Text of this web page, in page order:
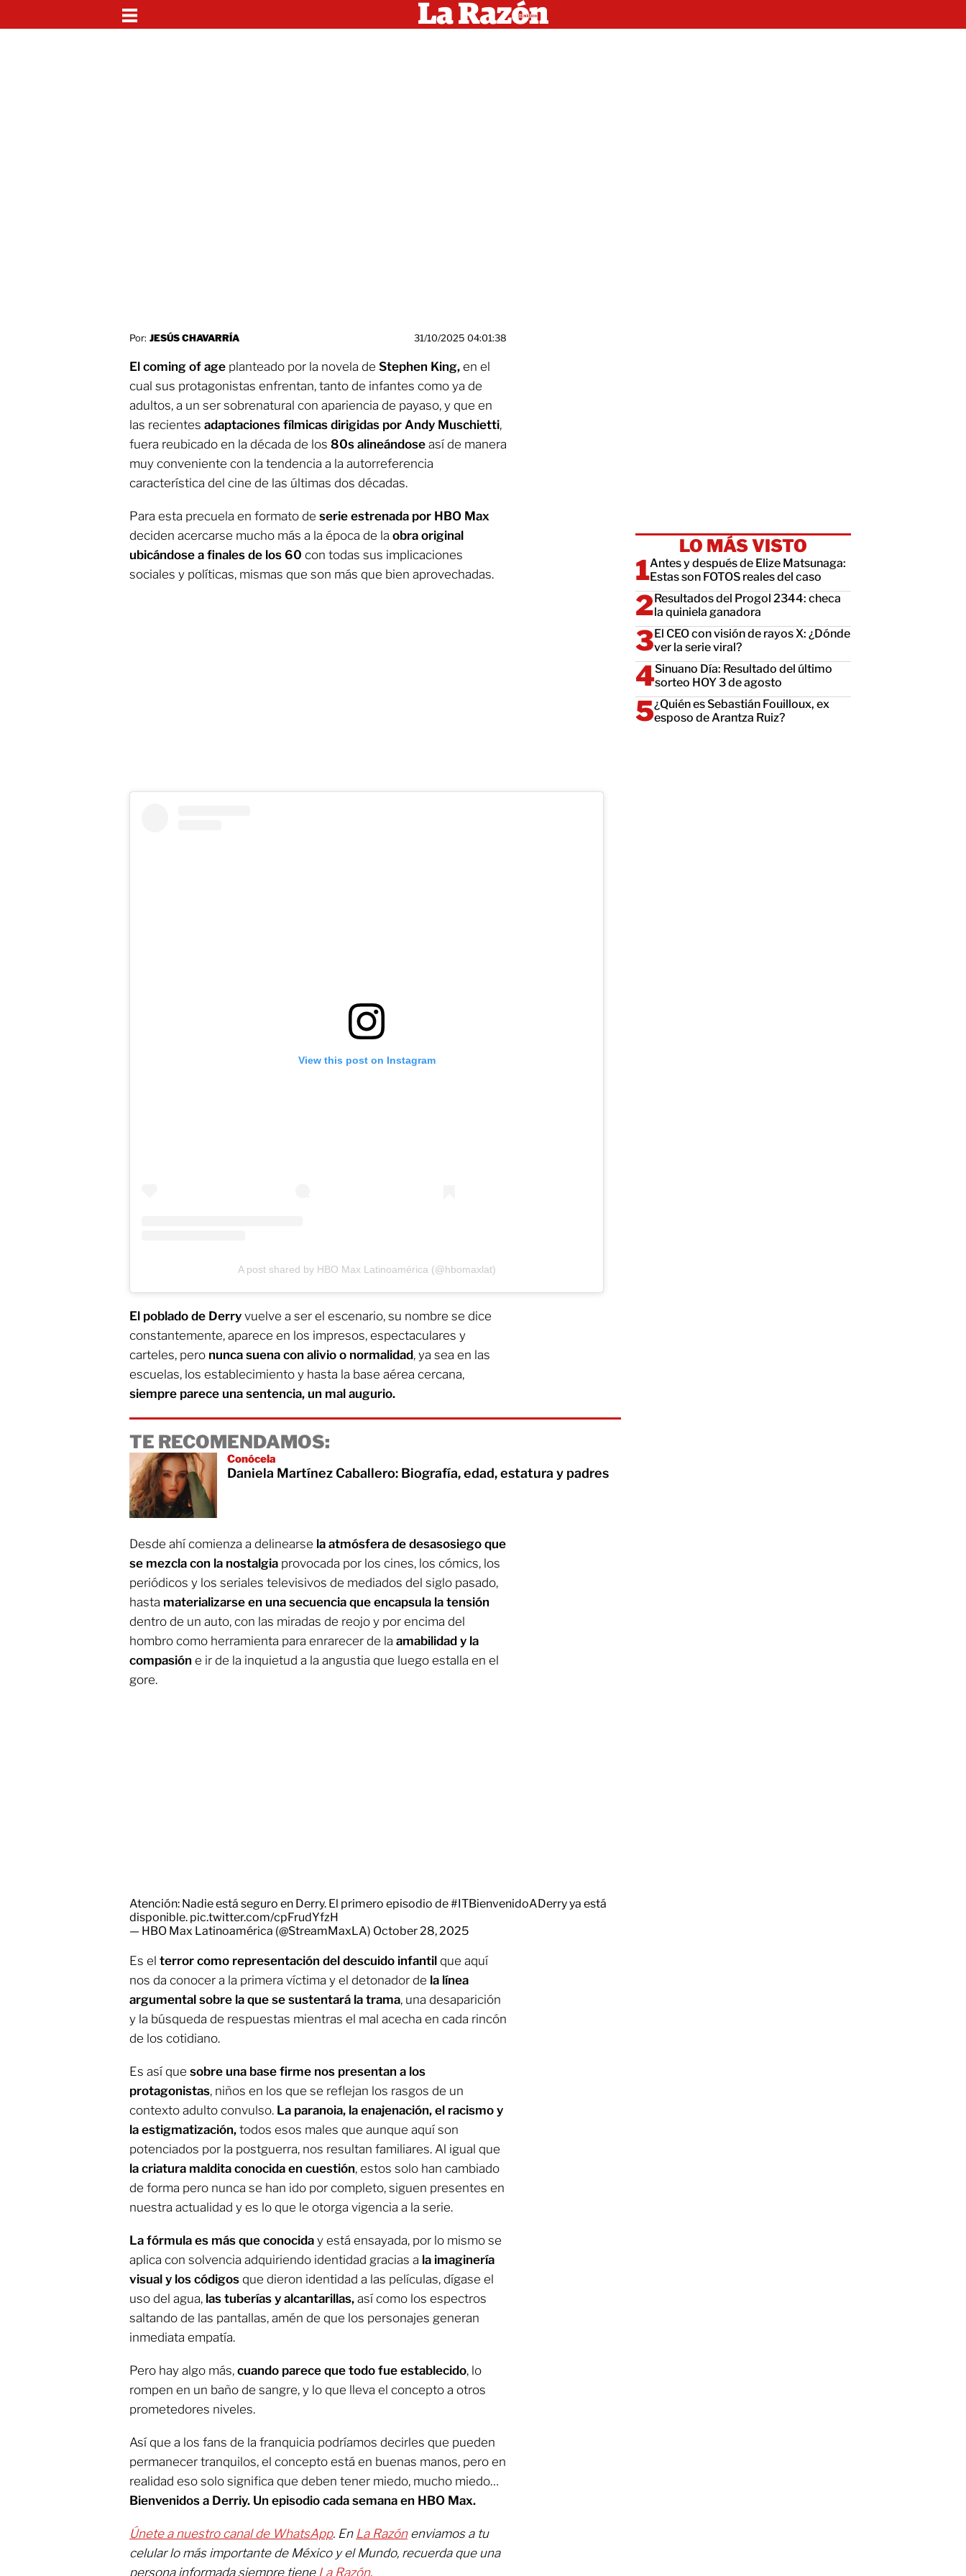
Por: JESÚS CHAVARRÍA 31/10/2025 04:01:38
El coming of age planteado por la novela de Stephen King, en el
cual sus protagonistas enfrentan, tanto de infantes como ya de
adultos, a un ser sobrenatural con apariencia de payaso, y que en
las recientes adaptaciones fílmicas dirigidas por Andy Muschietti,
fuera reubicado en la década de los 80s alineándose así de manera
muy conveniente con la tendencia a la autorreferencia
característica del cine de las últimas dos décadas.
Para esta precuela en formato de serie estrenada por HBO Max
deciden acercarse mucho más a la época de la obra original
ubicándose a finales de los 60 con todas sus implicaciones
sociales y políticas, mismas que son más que bien aprovechadas.
View this post on Instagram
A post shared by HBO Max Latinoamérica (@hbomaxlat)
El poblado de Derry vuelve a ser el escenario, su nombre se dice
constantemente, aparece en los impresos, espectaculares y
carteles, pero nunca suena con alivio o normalidad, ya sea en las
escuelas, los establecimiento y hasta la base aérea cercana,
siempre parece una sentencia, un mal augurio.
TE RECOMENDAMOS:
Conócela
Daniela Martínez Caballero: Biografía, edad, estatura y padres
Desde ahí comienza a delinearse la atmósfera de desasosiego que
se mezcla con la nostalgia provocada por los cines, los cómics, los
periódicos y los seriales televisivos de mediados del siglo pasado,
hasta materializarse en una secuencia que encapsula la tensión
dentro de un auto, con las miradas de reojo y por encima del
hombro como herramienta para enrarecer de la amabilidad y la
compasión e ir de la inquietud a la angustia que luego estalla en el
gore.
Atención: Nadie está seguro en Derry. El primero episodio de#ITBienvenidoADerryya está
disponible. pic.twitter.com/cpFrudYfzH
— HBO Max Latinoamérica (@StreamMaxLA) October 28, 2025
Es el terror como representación del descuido infantil que aquí
nos da conocer a la primera víctima y el detonador de la línea
argumental sobre la que se sustentará la trama, una desaparición
y la búsqueda de respuestas mientras el mal acecha en cada rincón
de los cotidiano.
Es así que sobre una base firme nos presentan a los
protagonistas, niños en los que se reflejan los rasgos de un
contexto adulto convulso. La paranoia, la enajenación, el racismo y
la estigmatización, todos esos males que aunque aquí son
potenciados por la postguerra, nos resultan familiares. Al igual que
la criatura maldita conocida en cuestión, estos solo han cambiado
de forma pero nunca se han ido por completo, siguen presentes en
nuestra actualidad y es lo que le otorga vigencia a la serie.
La fórmula es más que conocida y está ensayada, por lo mismo se
aplica con solvencia adquiriendo identidad gracias a la imaginería
visual y los códigos que dieron identidad a las películas, dígase el
uso del agua, las tuberías y alcantarillas, así como los espectros
saltando de las pantallas, amén de que los personajes generan
inmediata empatía.
Pero hay algo más, cuando parece que todo fue establecido, lo
rompen en un baño de sangre, y lo que lleva el concepto a otros
prometedores niveles.
Así que a los fans de la franquicia podríamos decirles que pueden
permanecer tranquilos, el concepto está en buenas manos, pero en
realidad eso solo significa que deben tener miedo, mucho miedo…
Bienvenidos a Derriy. Un episodio cada semana en HBO Max.
Únete a nuestro canal de WhatsApp. En La Razónenviamos a tu
celular lo más importante de México y el Mundo, recuerda que una
persona informada siempre tiene La Razón.
LO MÁS VISTO
Antes y después de Elize Matsunaga:
Estas son FOTOS reales del caso
Resultados del Progol 2344: checa
la quiniela ganadora
El CEO con visión de rayos X: ¿Dónde
ver la serie viral?
Sinuano Día: Resultado del último
sorteo HOY 3 de agosto
¿Quién es Sebastián Fouilloux, ex
esposo de Arantza Ruiz?